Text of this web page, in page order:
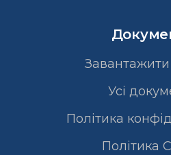
Завантажити
Усі
Політика
Полiтика